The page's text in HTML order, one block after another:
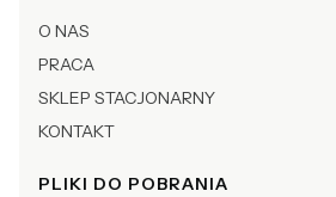
O NAS
PRACA
SKLEP STACJONARNY
KONTAKT
PLIKI DO POBRANIA